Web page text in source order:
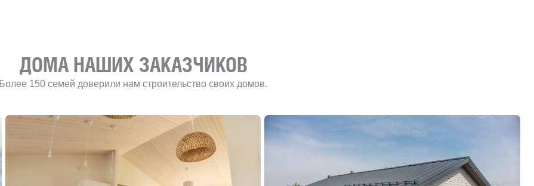
ДОМА НАШИХ ЗАКАЗЧИКОВ
Более 150 семей доверили нам строительство своих домов.